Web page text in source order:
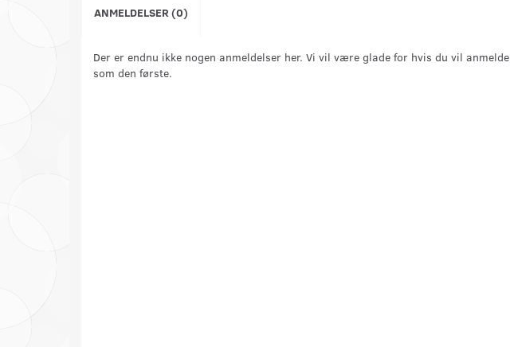
ANMELDELSER (0)
Der er endnu ikke nogen anmeldelser her. Vi vil være glade for hvis du vil anmelde
som den første.